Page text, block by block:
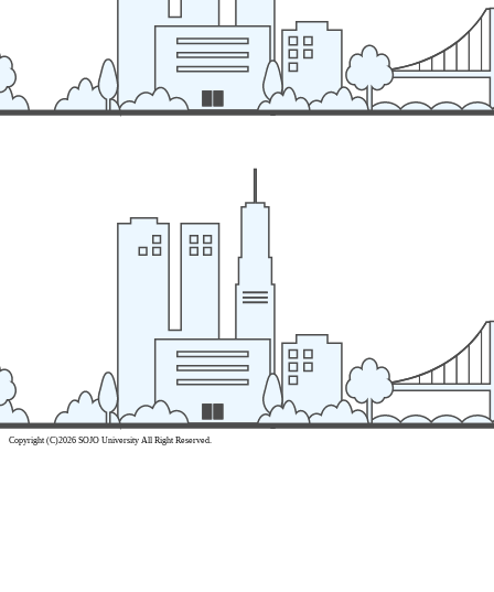
Copyright (C)2026 SOJO University All Right Reserved.